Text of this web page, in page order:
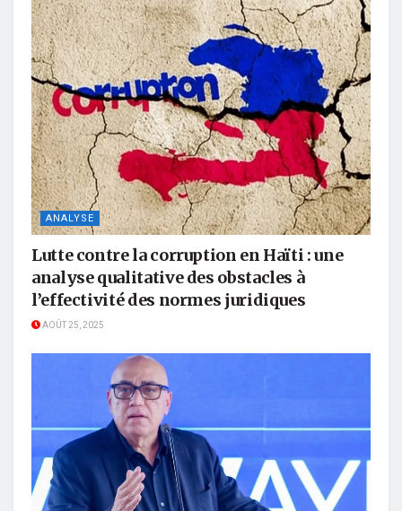
ANALYSE
Lutte contre la corruption en Haïti : une
analyse qualitative des obstacles à
l’effectivité des normes juridiques
AOÛT 25, 2025